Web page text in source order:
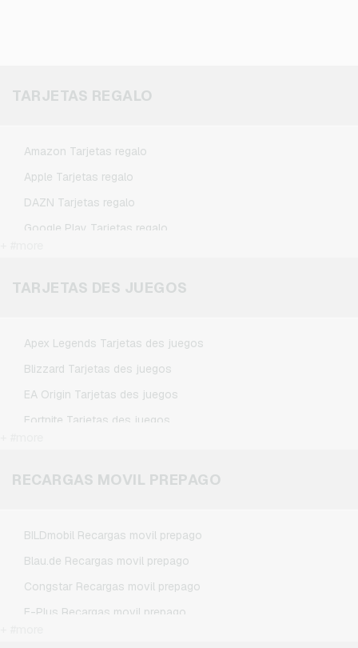
TARJETAS REGALO
Amazon Tarjetas regalo
Apple Tarjetas regalo
DAZN Tarjetas regalo
Google Play Tarjetas regalo
Microsoft Tarjetas regalo
TARJETAS DES JUEGOS
Apex Legends Tarjetas des juegos
Blizzard Tarjetas des juegos
EA Origin Tarjetas des juegos
Fortnite Tarjetas des juegos
Minecraft Tarjetas des juegos
RECARGAS MOVIL PREPAGO
BILDmobil Recargas movil prepago
Blau.de Recargas movil prepago
Congstar Recargas movil prepago
E-Plus Recargas movil prepago